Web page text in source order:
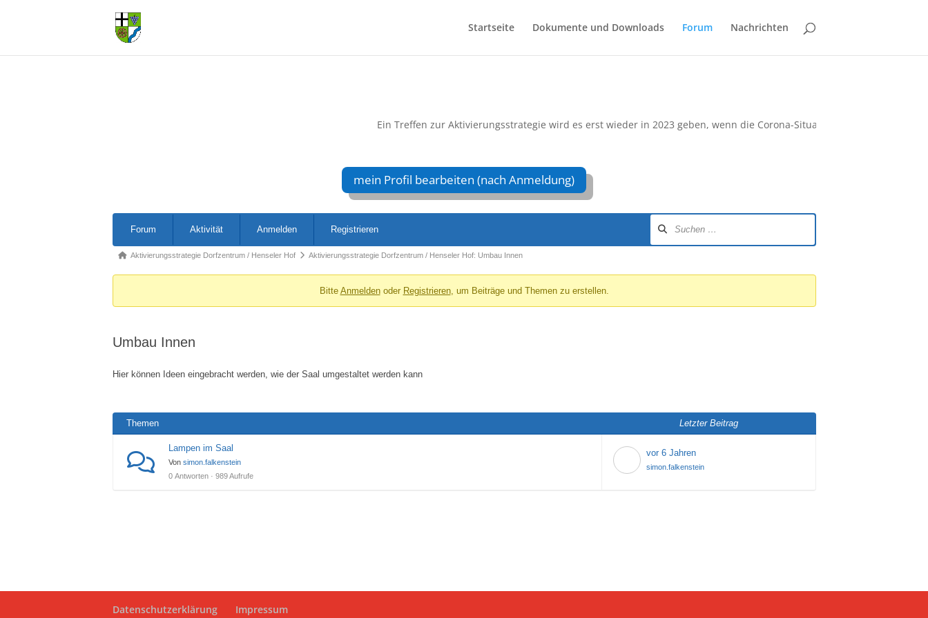
Startseite Dokumente und Downloads Forum Nachrichten
Ein Treffen zur Aktivierungsstrategie wird es erst wieder in 2023 geben, wenn die Corona-Situation dies zulässt.
mein Profil bearbeiten (nach Anmeldung)
Navigation
Forum Aktivität Anmelden Registrieren
Forum-
Breadcrumbs
Du
hier:
Aktivierungsstrategie Dorfzentrum / Henseler Hof Aktivierungsstrategie Dorfzentrum / Henseler Hof: Umbau Innen
Bitte Anmeldenoder Registrieren, um Beiträge und Themen zu erstellen.
Umbau Innen
Hier können Ideen eingebracht werden, wie der Saal umgestaltet werden kann
Themen Letzter Beitrag
Lampen im Saal
Von simon.falkenstein
0 Antworten · 989 Aufrufe
vor 6 Jahren
simon.falkenstein
Datenschutzerklärung Impressum